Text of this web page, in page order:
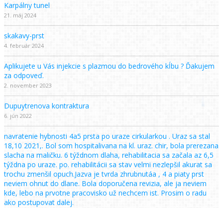
Karpálny tunel
21. máj 2024
skakavy-prst
4. február 2024
Aplikujete u Vás injekcie s plazmou do bedrového kĺbu ? Ďakujem
za odpoveď.
2. november 2023
Dupuytrenova kontraktura
6. jún 2022
navratenie hybnosti 4a5 prsta po uraze cirkularkou . Uraz sa stal
18,10 2021,. Bol som hospitalivana na kl. uraz. chir, bola prerezana
slacha na maličku. 6 týždnom dlaha, rehabilitacia sa začala az 6,5
týždna po uraze. po. rehabilitácii sa stav velmi nezlepšil akurat sa
trochu zmenšil opuch.Jazva je tvrda zhrubnutáa , 4 a piaty prst
neviem ohnut do dlane. Bola doporučena revizia, ale ja neviem
kde, lebo na prvotne pracovisko už nechcem ist. Prosim o radu
ako postupovat dalej.